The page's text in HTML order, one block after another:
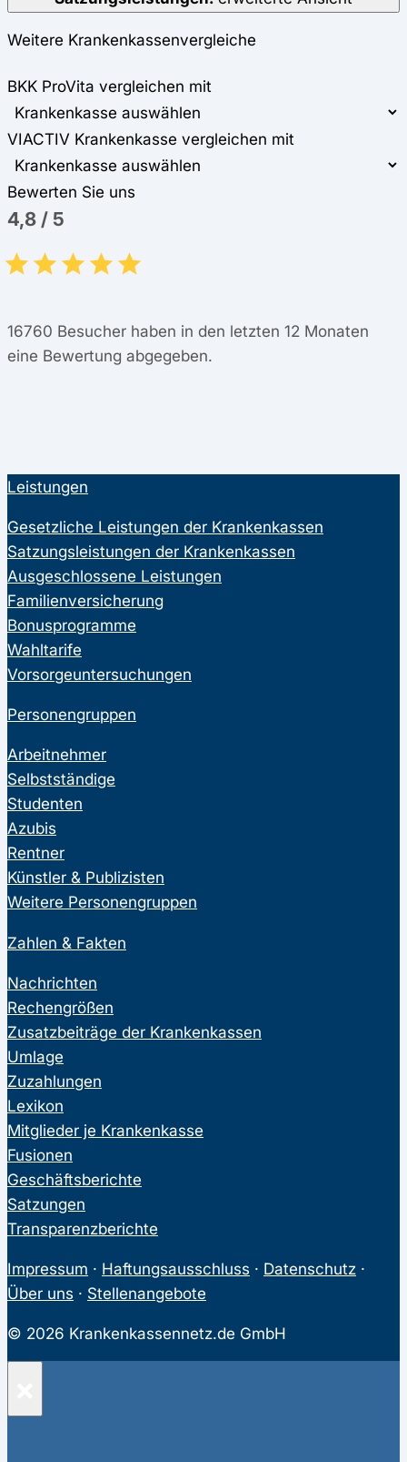
Weitere Krankenkassenvergleiche
BKK ProVita vergleichen mit
VIACTIV Krankenkasse vergleichen mit
Bewerten Sie uns
4,8 / 5
16760 Besucher haben in den letzten 12 Monaten
eine Bewertung abgegeben.
Leistungen
Gesetzliche Leistungen der Krankenkassen
Satzungsleistungen der Krankenkassen
Ausgeschlossene Leistungen
Familienversicherung
Bonusprogramme
Wahltarife
Vorsorgeuntersuchungen
Personengruppen
Arbeitnehmer
Selbstständige
Studenten
Azubis
Rentner
Künstler & Publizisten
Weitere Personengruppen
Zahlen & Fakten
Nachrichten
Rechengrößen
Zusatzbeiträge der Krankenkassen
Umlage
Zuzahlungen
Lexikon
Mitglieder je Krankenkasse
Fusionen
Geschäftsberichte
Satzungen
Transparenzberichte
Impressum · Haftungsausschluss · Datenschutz ·
Über uns · Stellenangebote
© 2026 Krankenkassennetz.de GmbH